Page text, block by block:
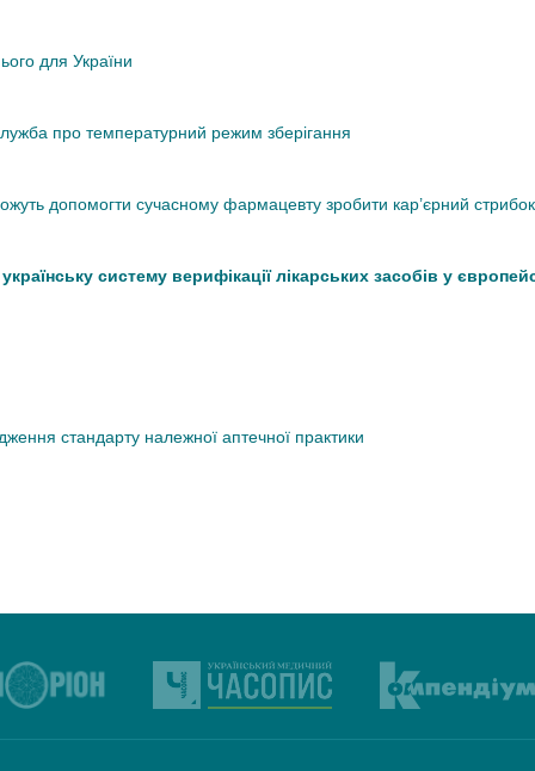
для України
про температурний режим зберігання
допомогти сучасному фармацевту зробити кар’єрний стрибок
систему верифікації лікарських засобів у
стандарту належної аптечної практики